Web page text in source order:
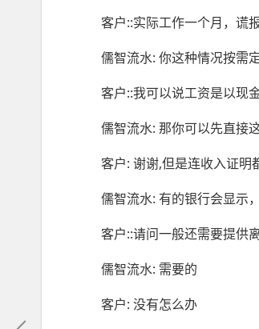
客户::实际工作一个月，谎
儒智流水: 你这种情况按需
客户::我可以说工资是以现
儒智流水: 那你可以先直接
客户: 谢谢,但是连收入证明
儒智流水: 有的银行会显示
客户::请问一般还需要提供
儒智流水: 需要的
客户: 没有怎么办